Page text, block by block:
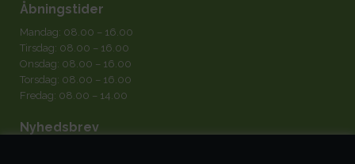
Åbningstider
Mandag: 08.00 – 16.00
Tirsdag: 08.00 – 16.00
Onsdag: 08.00 – 16.00
Torsdag: 08.00 – 16.00
Fredag: 08.00 – 14.00
Nyhedsbrev